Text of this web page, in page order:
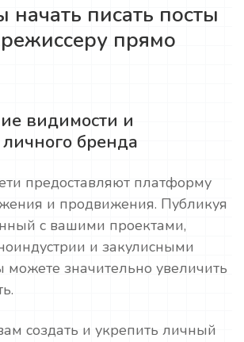
писать посты
прямо
видимости и
бренда
предоставляют платформу
и продвижения. Публикуя
с вашими проектами,
и закулисными
значительно увеличить
создать и укрепить личный